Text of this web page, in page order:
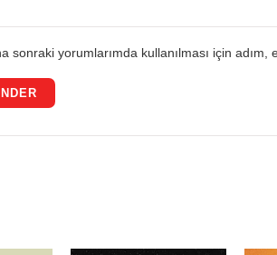
sonraki yorumlarımda kullanılması için